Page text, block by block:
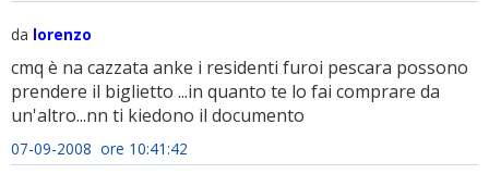
da lorenzo
cmq è na cazzata anke i residenti furoi pescara possono
prendere il biglietto ...in quanto te lo fai comprare da
un'altro...nn ti kiedono il documento
07-09-2008 ore 10:41:42